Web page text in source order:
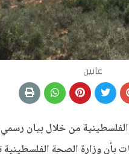
عانين
من خلال بيان
وزارة الصحة الفلسطينية